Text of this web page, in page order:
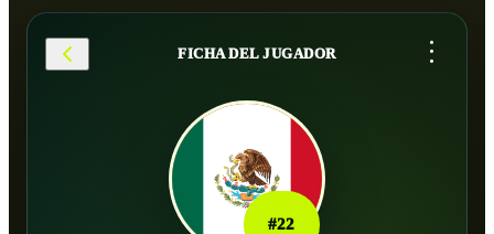
FICHA DEL JUGADOR ...
#22